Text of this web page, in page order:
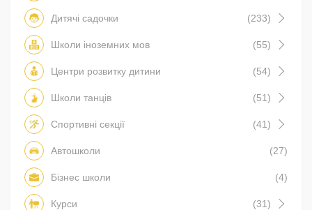
Дитячі садочки (233)
Школи іноземних мов (55)
Центри розвитку дитини (54)
Школи танців (51)
Спортивні секції (41)
Автошколи (27)
Бізнес школи (4)
Курси (31)